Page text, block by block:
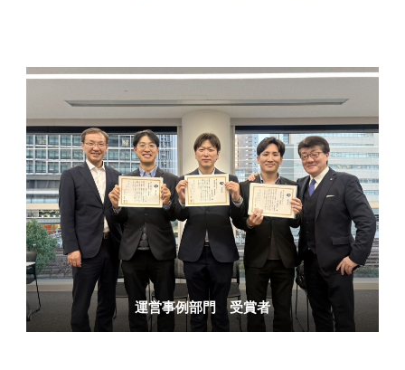
運営事例部門 受賞者